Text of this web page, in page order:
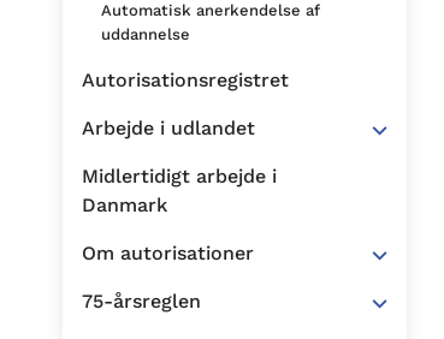
Automatisk anerkendelse af
uddannelse
Autorisationsregistret
Arbejde i udlandet
Midlertidigt arbejde i
Danmark
Om autorisationer
75-årsreglen